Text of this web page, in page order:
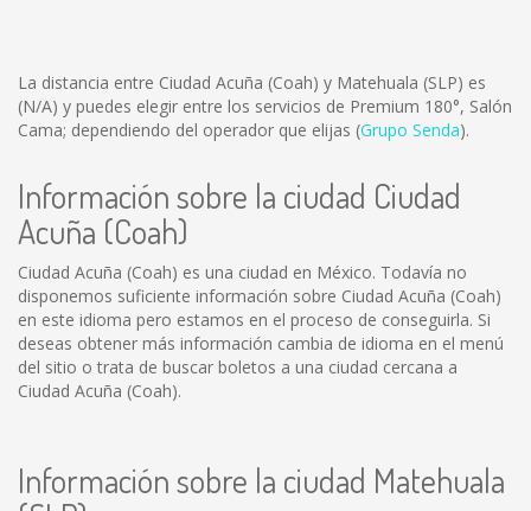
La distancia entre Ciudad Acuña (Coah) y Matehuala (SLP) es
(N/A) y puedes elegir entre los servicios de Premium 180°, Salón
Cama; dependiendo del operador que elijas (Grupo Senda).
Información sobre la ciudad Ciudad
Acuña (Coah)
Ciudad Acuña (Coah) es una ciudad en México. Todavía no
disponemos suficiente información sobre Ciudad Acuña (Coah)
en este idioma pero estamos en el proceso de conseguirla. Si
deseas obtener más información cambia de idioma en el menú
del sitio o trata de buscar boletos a una ciudad cercana a
Ciudad Acuña (Coah).
Información sobre la ciudad Matehuala